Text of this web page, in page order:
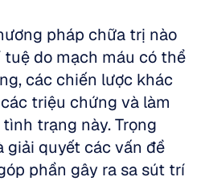
pháp chữa trị nào
do mạch máu có thể
các chiến lược khác
triệu chứng và làm
trạng này. Trọng
quyết các vấn đề
phần gây ra sa sút trí